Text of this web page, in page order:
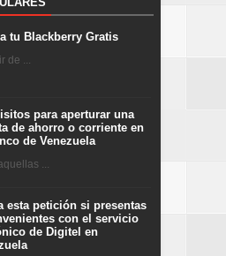
tu Blackberry Gratis
de ...
para aperturar una
de ahorro o corriente en
de Venezuela
...
esta petición si presentas
con el servicio
de Digitel en